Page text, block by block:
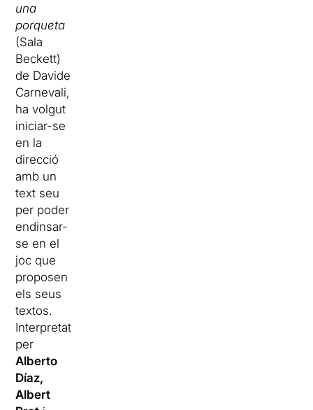
una
porqueta
(Sala
Beckett)
de Davide
Carnevali,
ha volgut
iniciar-se
en la
direcció
amb un
text seu
per poder
endinsar-
se en el
joc que
proposen
els seus
textos.
Interpretat
per
Alberto
Díaz,
Albert